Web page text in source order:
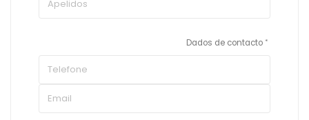
Dados de contacto